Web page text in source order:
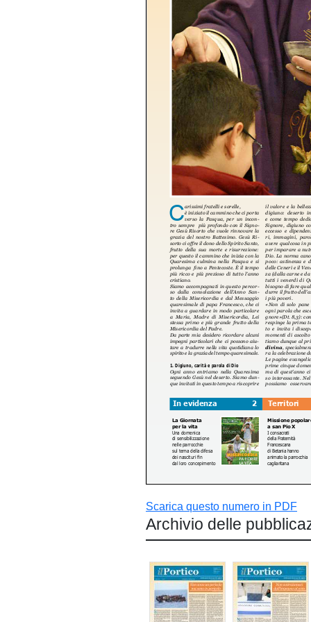
Scarica questo numero in PDF
Archivio delle